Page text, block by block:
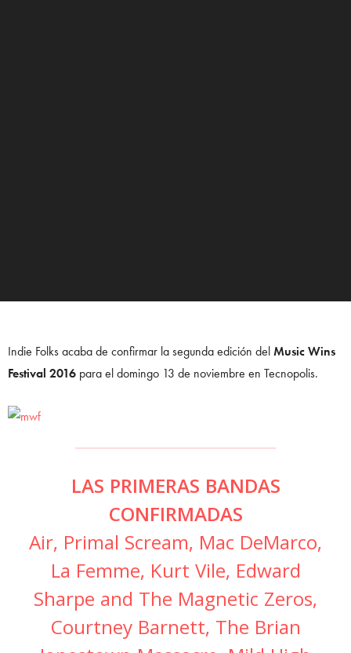
Indie Folks acaba de confirmar la segunda edición delMusic Wins
Festival 2016 para el domingo 13 de noviembre en Tecnopolis.
LAS PRIMERAS BANDAS
CONFIRMADAS
Air, Primal Scream, Mac DeMarco,
La Femme, Kurt Vile, Edward
Sharpe and The Magnetic Zeros,
Courtney Barnett, The Brian